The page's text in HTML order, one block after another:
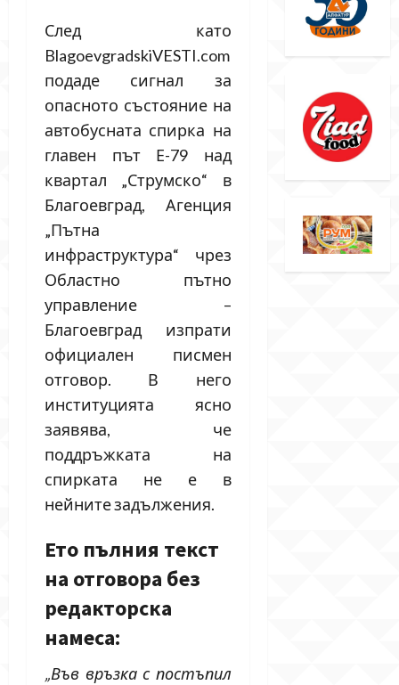
След като
BlagoevgradskiVESTI.com
подаде сигнал за
опасното състояние на
автобусната спирка на
главен път Е-79 над
квартал „Струмско“ в
Благоевград, Агенция
„Пътна
инфраструктура“ чрез
Областно пътно
управление –
Благоевград изпрати
официален писмен
отговор. В него
институцията ясно
заявява, че
поддръжката на
спирката не е в
нейните задължения.
Ето пълния текст
на отговора без
редакторска
намеса:
„Във връзка с постъпил